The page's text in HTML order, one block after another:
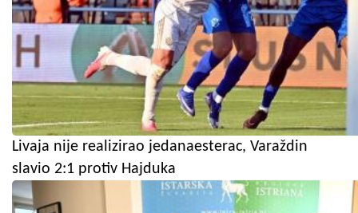
Livaja nije realizirao jedanaesterac, Varaždin
slavio 2:1 protiv Hajduka